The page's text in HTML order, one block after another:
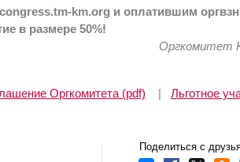
km.org и оплатившим
в размере 50%!
Оргкомитет
Оргкомитета (pdf) | Льготное
Поделиться с